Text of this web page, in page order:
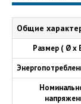
Общие
Размер ( Ø х